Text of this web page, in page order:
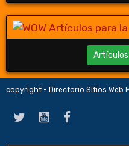
copyright - Directorio Sitios Web